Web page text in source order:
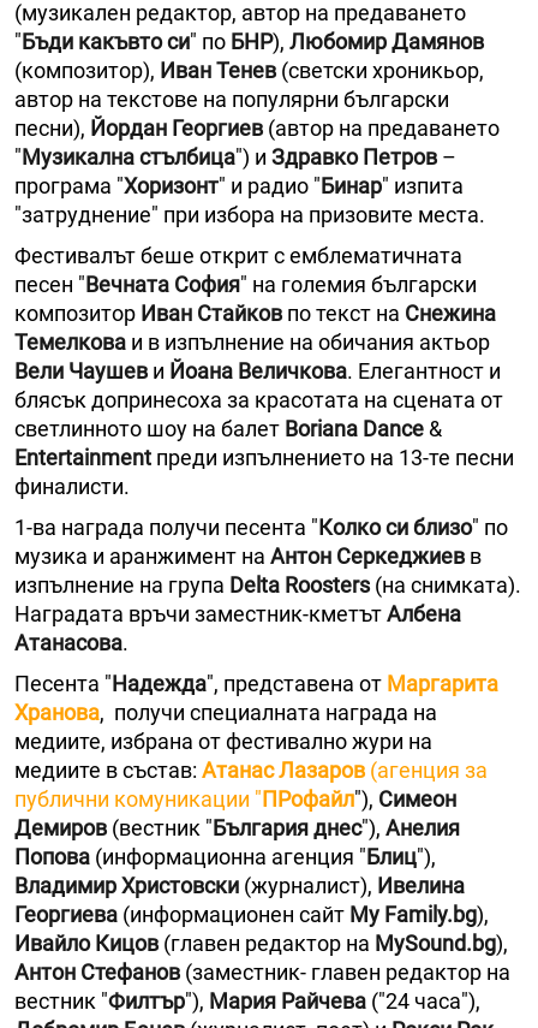
(музикален редактор, автор на предаването
"Бъди какъвто си" по БНР), Любомир Дамянов
(композитор), Иван Тенев (светски хроникьор,
автор на текстове на популярни български
песни), Йордан Георгиев (автор на предаването
"Музикална стълбица") и Здравко Петров –
програма "Хоризонт" и радио "Бинар" изпита
"затруднение" при избора на призовите места.
Фестивалът беше открит с емблематичната
песен "Вечната София" на големия български
композитор Иван Стайков по текст на Снежина
Темелкова и в изпълнение на обичания актьор
Вели Чаушев и Йoана Величкова. Елегантност и
блясък допринесоха за красотата на сцената от
светлинното шоу на балет Boriana Dance &
Entertainment преди изпълнението на 13-те песни
финалисти.
1-ва награда получи песeнта "Колко си близо" по
музика и аранжимент на Антон Серкеджиев в
изпълнение на група Delta Roosters (на снимката).
Наградата връчи заместник-кметътАлбена
Атанасова.
Песента "Надежда", представена от Маргарита
Хранова, получи специалната награда на
медиите, избрана от фестивално жури на
медиите в състав: Атанас Лазаров (агенция за
публични комуникации "ПРофайл"), Симеон
Демиров (вестник "България днес"), Анелия
Попова (информационна агенция "Блиц"),
Владимир Христовски (журналист), Ивелина
Георгиева (информационен сайт My Family.bg),
Ивайло Кицов (главен редактор на MySound.bg),
Антон Стефанов (заместник- главен редактор на
вестник "Филтър"), Мария Райчева ("24 часа"),